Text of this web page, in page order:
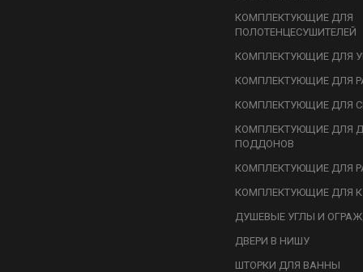
КОМПЛЕКТУЮЩИЕ ДЛЯ
ПОЛОТЕНЦЕСУШИТЕЛЕЙ
КОМПЛЕКТУЮЩИЕ ДЛЯ
КОМПЛЕКТУЮЩИЕ ДЛЯ
КОМПЛЕКТУЮЩИЕ ДЛЯ
КОМПЛЕКТУЮЩИЕ ДЛЯ
ПОДДОНОВ
КОМПЛЕКТУЮЩИЕ ДЛЯ
КОМПЛЕКТУЮЩИЕ ДЛЯ
ДУШЕВЫЕ УГЛЫ И
ДВЕРИ В НИШУ
ШТОРКИ ДЛЯ ВАННЫ